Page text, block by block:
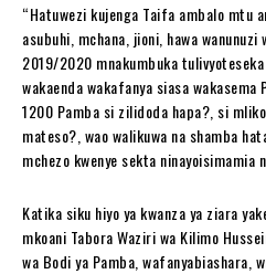
“Hatuwezi kujenga Taifa ambalo mtu
asubuhi, mchana, jioni, hawa wanunuzi
2019/2020 mnakumbuka
wakaenda wakafanya siasa wakasema
1200 Pamba si zilidoda hapa?, si
mateso?, wao walikuwa na shamba
mchezo kwenye sekta ninayoisimamia
Katika siku hiyo ya kwanza ya ziara
mkoani Tabora Waziri wa Kilimo
wa Bodi ya Pamba, wafanyabiashara,